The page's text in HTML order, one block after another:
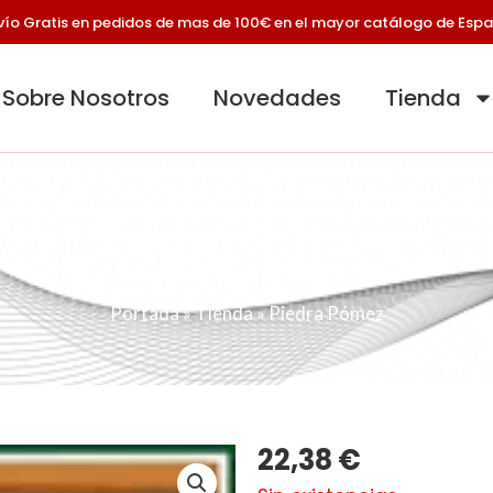
Gratis en pedidos de mas de 100€ en el mayor catálogo de
Sobre Nosotros Novedades Tienda
Portada»Tienda»Piedra Pómez
22,38€